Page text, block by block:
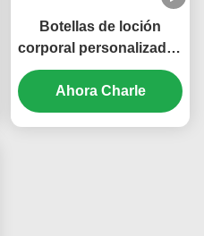
Botellas de loción
corporal personalizadas
de 150 ml 250 ml 300 ml
500 ml de PET OEM
(MC-413)
Ahora Charle